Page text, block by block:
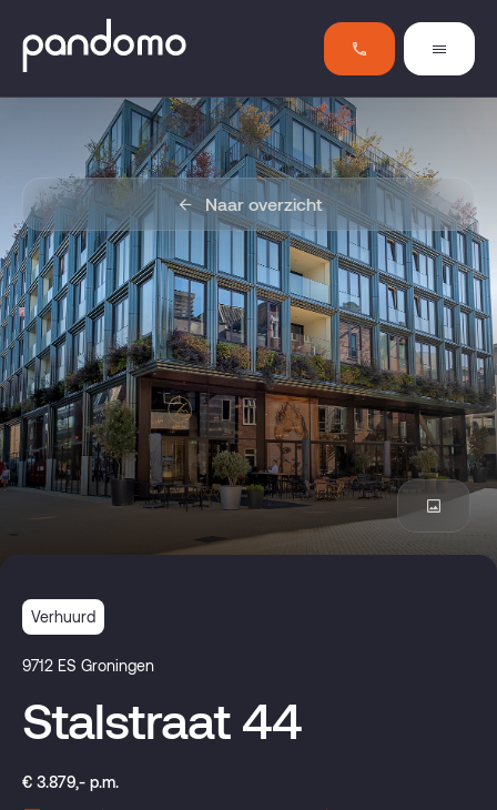
Naar overzicht
Verhuurd
9712 ES Groningen
Stalstraat 44
€ 3.879,- p.m.